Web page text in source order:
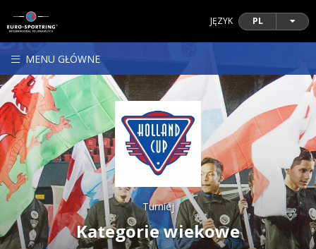
JĘZYK PL
MENU GŁÓWNE
Turniej
Kategorie wiekowe